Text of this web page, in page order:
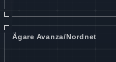
Ägare Avanza/Nordnet